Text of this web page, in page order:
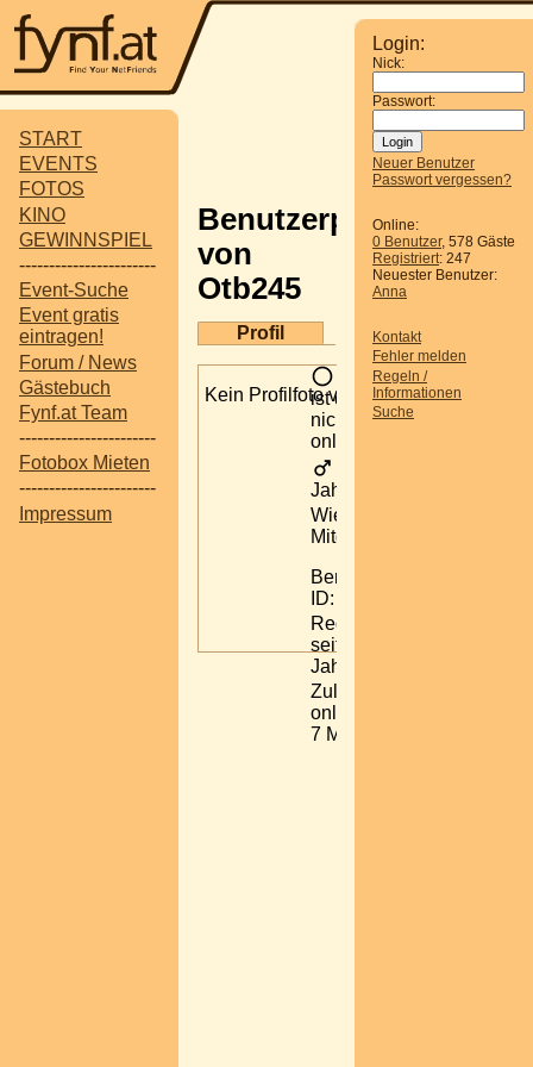
START
EVENTS
FOTOS
KINO
GEWINNSPIEL
-----------------------
Event-Suche
Event gratis
eintragen!
Forum / News
Gästebuch
Fynf.at Team
-----------------------
Fotobox Mieten
-----------------------
Impressum
Login:
Nick:
Passwort:
Neuer Benutzer
Passwort vergessen?
Online:
0 Benutzer, 578 Gäste
Registriert: 247
Neuester Benutzer:
Anna
Kontakt
Fehler melden
Regeln /
Informationen
Suche
Benutzerprofil
von
Otb245
Profil
Kein Profilfoto verfügbar
Otb245
ist derzeit
nicht
online.
Jahre alt
Wiener
Mitglied
Benutzer-
ID: 33870
Registriert:
seit 13
Jahren
Zuletzt
online: vor
7 Monaten